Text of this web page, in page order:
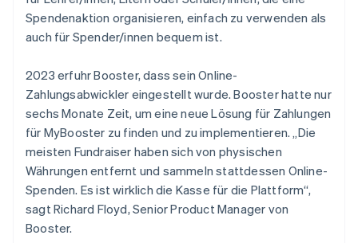
Spendenaktion organisieren, einfach zu verwenden als
auch für Spender/innen bequem ist.
2023 erfuhr Booster, dass sein Online-
Zahlungsabwickler eingestellt wurde. Booster hatte nur
sechs Monate Zeit, um eine neue Lösung für Zahlungen
für MyBooster zu finden und zu implementieren. „Die
meisten Fundraiser haben sich von physischen
Währungen entfernt und sammeln stattdessen Online-
Spenden. Es ist wirklich die Kasse für die Plattform“,
sagt Richard Floyd, Senior Product Manager von
Booster.